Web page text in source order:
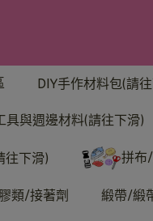
DIY手作材料包(請
具與週邊材料(請往下滑)
往下滑) 拼布
膠類/接著劑 緞帶/緞